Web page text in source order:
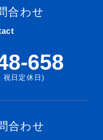
合わせ
658
日定休日)
合わせ